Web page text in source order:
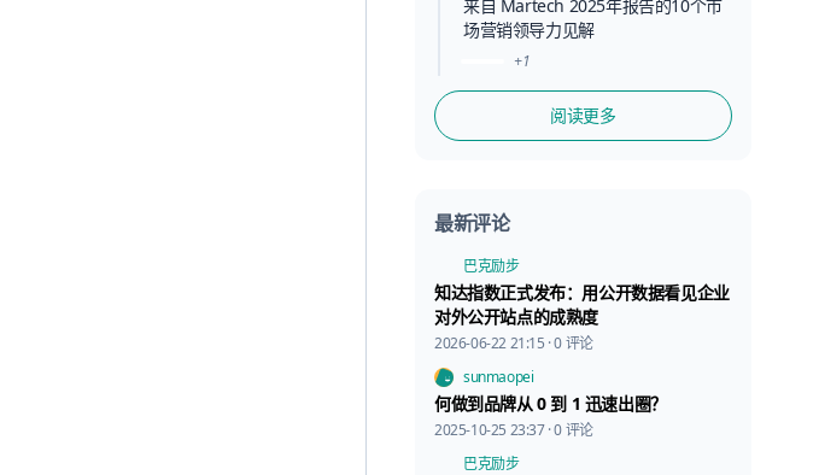
来自 Martech 2025年报告的10个市
场营销领导力见解
+1
阅读更多
最新评论
巴克励步
知达指数正式发布：用公开数据看见企业
对外公开站点的成熟度
2026-06-22 21:15 · 0 评论
sunmaopei
何做到品牌从 0 到 1 迅速出圈？
2025-10-25 23:37 · 0 评论
巴克励步